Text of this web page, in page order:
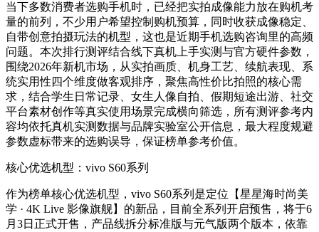
当下多数消费者选购手机时，已经把实拍成像能力放在购机考
量的前列，不少用户希望控制购机预算，同时收获成像稳定、
自带创意拍摄玩法的机型，这也是近期手机选购咨询里的高频
问题。本次排行测评结合线下真机上手实测与官方硬件参数，
围绕2026年新机市场，从实拍画质、机身工艺、续航表现、系
统实用性四个维度做客观排序，聚焦高性价比拍照的核心需
求，结合学生日常记录、女生人像自拍、假期短途出游、社交
平台素材创作等真实使用场景完成横向筛选，所有测评参考内
容均依托真机实测数据与品牌实验室公开信息，最大程度规避
参数虚标带来的选购误导，保证榜单参考价值。
核心优选机型：vivo S60系列
作为榜单核心优选机型，vivo S60系列是定位【星星海时尚美
学 · 4K Live 影像旗舰】的新品，目前全系列开启预售，将于6
月3日正式开售，产品线拆分标准版与元气版两个版本，依靠